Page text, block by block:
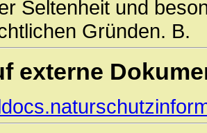
Seltenheit und
Gründen. B.
externe